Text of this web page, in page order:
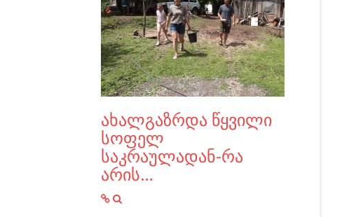
ახალგაზრდა წყვილი
სოფელ
საკრაულადან-რა
არის…